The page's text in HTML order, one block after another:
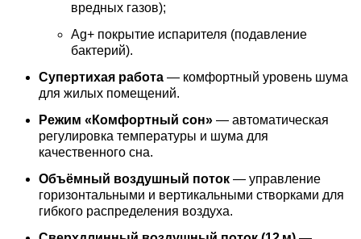
вредных газов);
Ag+ покрытие испарителя (подавление
бактерий).
Супертихая работа — комфортный уровень шума
для жилых помещений.
Режим «Комфортный сон» — автоматическая
регулировка температуры и шума для
качественного сна.
Объёмный воздушный поток — управление
горизонтальными и вертикальными створками для
гибкого распределения воздуха.